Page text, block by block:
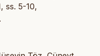
ss. 5-10,
.